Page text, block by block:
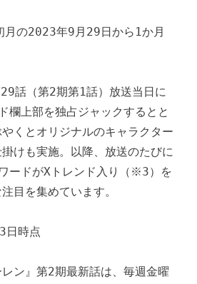
月の2023年9月29日から1か月
話（第2期第1話）放送当日に
欄上部を独占ジャックするとと
くとオリジナルのキャラクター
けも実施。以降、放送のたびに
ードがXトレンド入り（※3）を
目を集めています。
日時点
ン』第2期最新話は、毎週金曜